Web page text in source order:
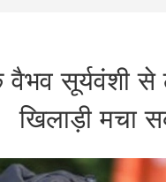
वैभव सूर्यवंशी
खिलाड़ी मचा